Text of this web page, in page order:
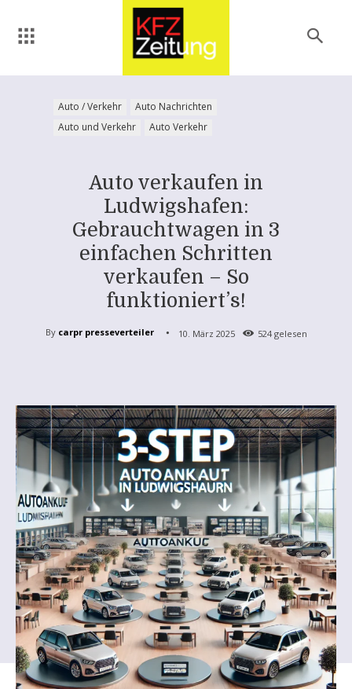
Auto / Verkehr
Auto Nachrichten
Auto und Verkehr
Auto Verkehr
Auto verkaufen in
Ludwigshafen:
Gebrauchtwagen in 3
einfachen Schritten
verkaufen – So
funktioniert’s!
By carpr presseverteiler 10. März 2025 524gelesen